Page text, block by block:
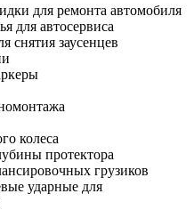
для ремонта автомобиля
для автосервиса
снятия заусенцев
колеса
протектора
грузиков
ударные для